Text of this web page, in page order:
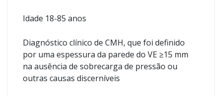
Idade 18-85 anos
Diagnóstico clínico de CMH, que foi definido
por uma espessura da parede do VE ≥15 mm
na ausência de sobrecarga de pressão ou
outras causas discerníveis